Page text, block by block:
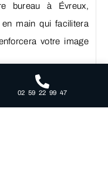
02 59 22 99 47
bureau à Évreux,
main qui facilitera
votre image
indépendant